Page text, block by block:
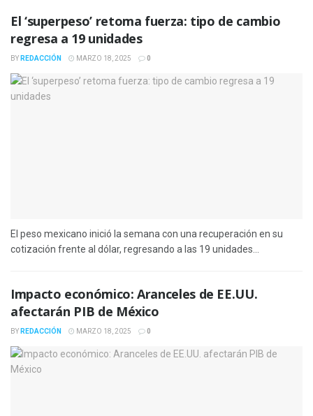
El ‘superpeso’ retoma fuerza: tipo de cambio
regresa a 19 unidades
BY REDACCIÓN MARZO 18, 2025 0
El peso mexicano inició la semana con una recuperación en su
cotización frente al dólar, regresando a las 19 unidades...
Impacto económico: Aranceles de EE.UU.
afectarán PIB de México
BY REDACCIÓN MARZO 18, 2025 0